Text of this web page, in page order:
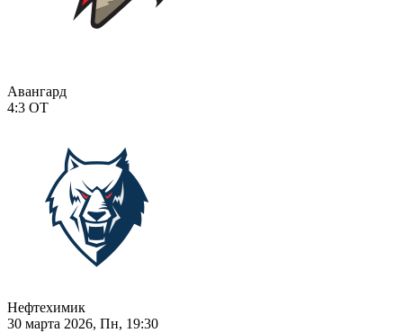
Авангард
4:3 ОТ
Нефтехимик
30 марта 2026, Пн, 19:30